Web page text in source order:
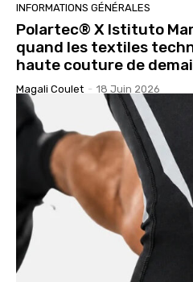
INFORMATIONS GÉNÉRALES
Polartec® X Istituto
quand les textiles
haute couture de
Magali Coulet - 18 Juin 2026